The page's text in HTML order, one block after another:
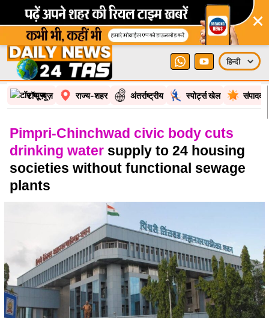
×
टॉप न्यूज़ राज्य-शहर अंतर्राष्ट्रीय स्पोर्ट्स खेल
Pimpri-Chinchwad civic body cuts
drinking water supply to 24 housing
societies without functional sewage
plants